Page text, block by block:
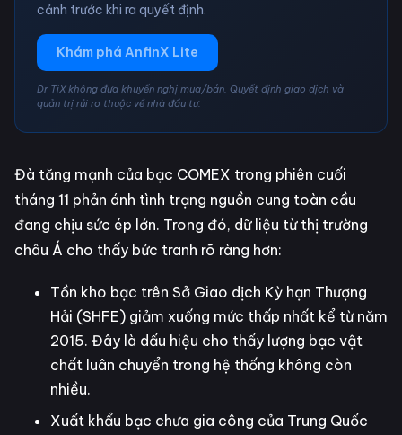
cảnh trước khi ra quyết định.
Khám phá AnfinX Lite
Dr TiX không đưa khuyến nghị mua/bán. Quyết định giao dịch và
quản trị rủi ro thuộc về nhà đầu tư.
Đà tăng mạnh của bạc COMEX trong phiên cuối
tháng 11 phản ánh tình trạng nguồn cung toàn cầu
đang chịu sức ép lớn. Trong đó, dữ liệu từ thị trường
châu Á cho thấy bức tranh rõ ràng hơn:
Tồn kho bạc trên Sở Giao dịch Kỳ hạn Thượng
Hải (SHFE) giảm xuống mức thấp nhất kể từ năm
2015. Đây là dấu hiệu cho thấy lượng bạc vật
chất luân chuyển trong hệ thống không còn
nhiều.
Xuất khẩu bạc chưa gia công của Trung Quốc